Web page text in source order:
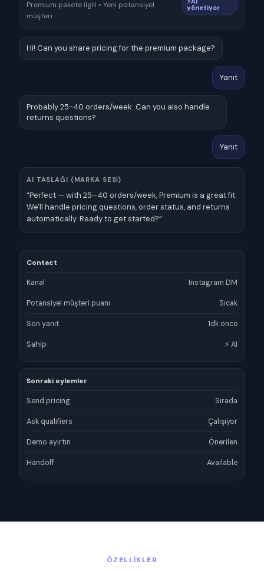
Premium pakete ilgili • Yeni potansiyel
müşteri
yönetiyor
Hi! Can you share pricing for the premium package?
Yanıt
Probably 25-40 orders/week. Can you also handle
returns questions?
Yanıt
AI TASLAĞI (MARKA SESI)
“Perfect — with 25–40 orders/week, Premium is a great fit.
We'll handle pricing questions, order status, and returns
automatically. Ready to get started?”
Contact
Kanal Instagram DM
Potansiyel müşteri puanı Sıcak
Son yanıt 1dk önce
Sahip ⚡ AI
Sonraki eylemler
Send pricing Sırada
Ask qualifiers Çalışıyor
Demo ayırtın Önerilen
Handoff Available
ÖZELLIKLER